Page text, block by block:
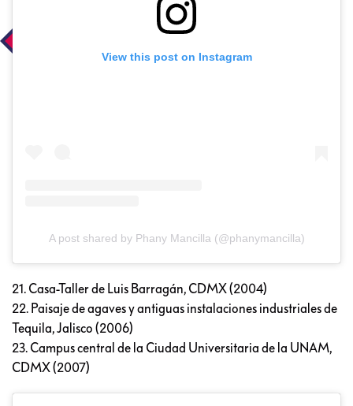
View this post on Instagram
A post shared by Phany Mancilla (@phanymancilla)
21. Casa-Taller de Luis Barragán, CDMX (2004)
22. Paisaje de agaves y antiguas instalaciones industriales de
Tequila, Jalisco (2006)
23. Campus central de la Ciudad Universitaria de la UNAM,
CDMX (2007)